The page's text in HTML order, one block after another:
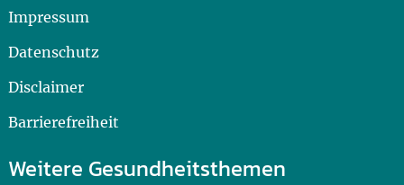
Impressum
Datenschutz
Disclaimer
Barrierefreiheit
Weitere Gesundheitsthemen